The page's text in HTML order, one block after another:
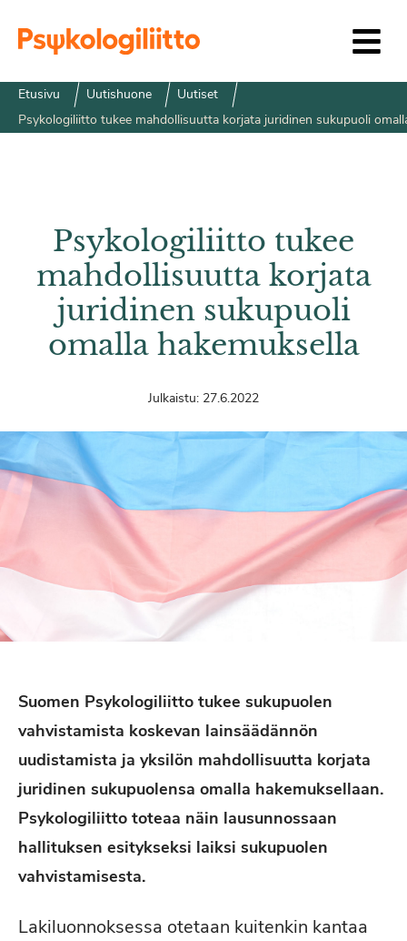
Etusivu Uutishuone
Uutiset
Psykologiliitto tukee mahdollisuutta korjata juridinen sukupuoli
Psykologiliitto tukee
mahdollisuutta korjata
juridinen sukupuoli
omalla hakemuksella
Julkaistu: 27.6.2022
Suomen Psykologiliitto tukee sukupuolen
vahvistamista koskevan lainsäädännön
uudistamista ja yksilön mahdollisuutta korjata
juridinen sukupuolensa omalla hakemuksellaan.
Psykologiliitto toteaa näin lausunnossaan
hallituksen esitykseksi laiksi sukupuolen
vahvistamisesta.
Lakiluonnoksessa otetaan kuitenkin kantaa